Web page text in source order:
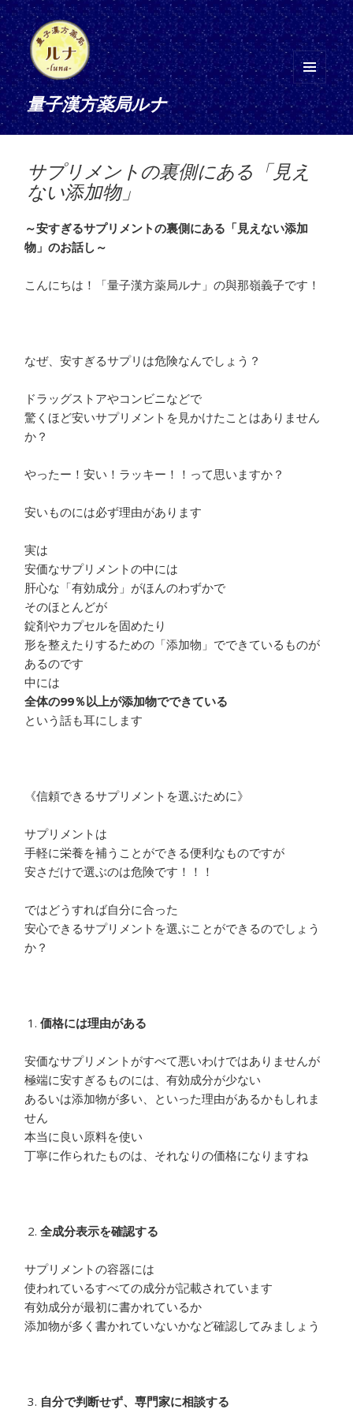
量子漢方薬局ルナ
メニ
ュー
とウ
ェッ
ト
サプリメントの裏側にある「見え
ない添加物」
～安すぎるサプリメントの裏側にある「見えない添加
物」のお話し～
こんにちは！「量子漢方薬局ルナ」の與那嶺義子です！
なぜ、安すぎるサプリは危険なんでしょう？
ドラッグストアやコンビニなどで
驚くほど安いサプリメントを見かけたことはありません
か？
やったー！安い！ラッキー！！って思いますか？
安いものには必ず理由があります
実は
安価なサプリメントの中には
肝心な「有効成分」がほんのわずかで
そのほとんどが
錠剤やカプセルを固めたり
形を整えたりするための「添加物」でできているものが
あるのです
中には
全体の99％以上が添加物でできている
という話も耳にします
《信頼できるサプリメントを選ぶために》
サプリメントは
手軽に栄養を補うことができる便利なものですが
安さだけで選ぶのは危険です！！！
ではどうすれば自分に合った
安心できるサプリメントを選ぶことができるのでしょう
か？
価格には理由がある
安価なサプリメントがすべて悪いわけではありませんが
極端に安すぎるものには、有効成分が少ない
あるいは添加物が多い、といった理由があるかもしれま
せん
本当に良い原料を使い
丁寧に作られたものは、それなりの価格になりますね
全成分表示を確認する
サプリメントの容器には
使われているすべての成分が記載されています
有効成分が最初に書かれているか
添加物が多く書かれていないかなど確認してみましょう
自分で判断せず、専門家に相談する